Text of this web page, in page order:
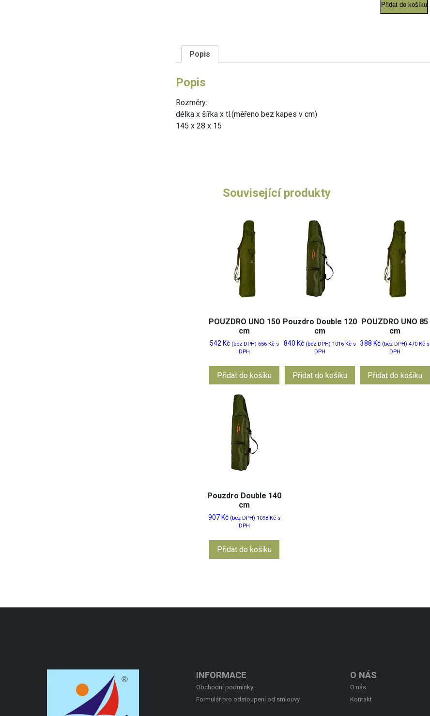
Přidat do košíku
Popis
Popis
Rozměry:
délka x šířka x tl.(měřeno bez kapes v cm)
145 x 28 x 15
Související produkty
POUZDRO UNO 150
cm
542 Kč (bez DPH)656 Kč s
DPH
Přidat do košíku
Pouzdro Double 120
cm
840 Kč (bez DPH) 1016 Kčs
DPH
Přidat do košíku
POUZDRO UNO 85
cm
388 Kč (bez DPH) 470 Kčs
DPH
Přidat do košíku
Pouzdro Double 140
cm
907 Kč (bez DPH)1098 Kč s
DPH
Přidat do košíku
INFORMACE
Obchodní podmínky
Formulář pro odstoupení od smlouvy
O NÁS
O nás
Kontakt